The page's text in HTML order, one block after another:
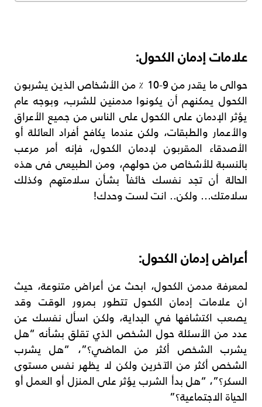
علامات إدمان الكحول:
حوالى ما يقدر من 9-10 ٪ من الأشخاص الذين يشربون
الكحول يمكنهم أن يكونوا مدمنين للشرب، وبوجه عام
يؤثر الإدمان على الكحول على الناس من جميع الأعراق
والأعمار والطبقات، ولكن عندما يكافح أفراد العائلة أو
الأصدقاء المقربون لإدمان الكحول، فإنه أمر مرعب
بالنسبة للأشخاص من حولهم، ومن الطبيعى فى هذه
الحالة أن تجد نفسك خائفاً بشأن سلامتهم وكذلك
سلامتك… ولكن.. انت لست وحدك!
أعراض إدمان الكحول:
لمعرفة مدمن الكحول، ابحث عن أعراض متنوعة، حيث
ان علامات إدمان الكحول تتطور بمرور الوقت وقد
يصعب اكتشافها في البداية، ولكن اسأل نفسك عن
عدد من الأسئلة حول الشخص الذي تقلق بشأنه “هل
يشرب الشخص أكثر من الماضي؟”، “هل يشرب
الشخص أكثر من الآخرين ولكن لا يظهر نفس مستوى
السكر؟”، “هل بدأ الشرب يؤثر على المنزل أو العمل أو
الحياة الاجتماعية؟”